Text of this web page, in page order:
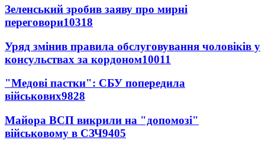
Зеленський зробив заяву про мирні
переговори10318
Уряд змінив правила обслуговування чоловіків у
консульствах за кордоном10011
"Медові пастки": СБУ попередила
військових9828
Майора ВСП викрили на "допомозі"
військовому в СЗЧ9405